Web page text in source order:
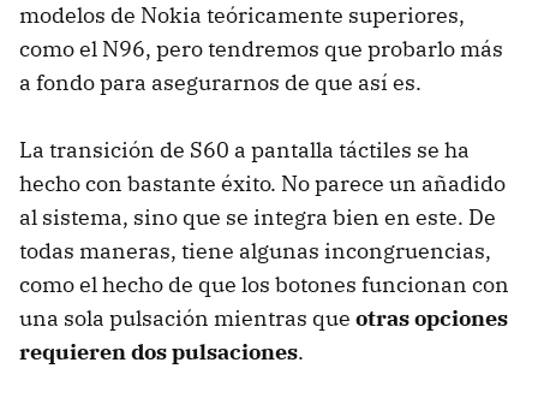
modelos de Nokia teóricamente superiores,
como el N96, pero tendremos que probarlo más
a fondo para asegurarnos de que así es.
La transición de S60 a pantalla táctiles se ha
hecho con bastante éxito. No parece un añadido
al sistema, sino que se integra bien en este. De
todas maneras, tiene algunas incongruencias,
como el hecho de que los botones funcionan con
una sola pulsación mientras que otras opciones
requieren dos pulsaciones.